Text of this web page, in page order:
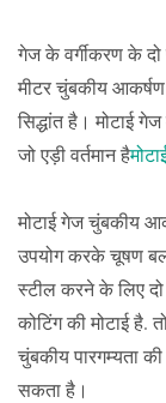
गेज के वर्गीकरण के दो
मीटर चुंबकीय
सिद्धांत है। मोटाई
जो एड़ी वर्तमान है
मोटाई गेज चुंबकीय
उपयोग करके चूषण
स्टील करने के लिए
कोटिंग की मोटाई
चुंबकीय पारगम्यता
सकता है।